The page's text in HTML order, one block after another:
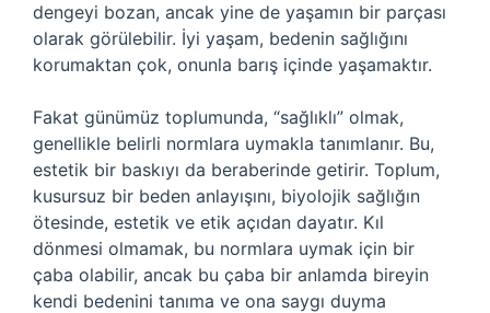
dengeyi bozan, ancak yine de yaşamın bir parçası
olarak görülebilir. İyi yaşam, bedenin sağlığını
korumaktan çok, onunla barış içinde yaşamaktır.
Fakat günümüz toplumunda, “sağlıklı” olmak,
genellikle belirli normlara uymakla tanımlanır. Bu,
estetik bir baskıyı da beraberinde getirir. Toplum,
kusursuz bir beden anlayışını, biyolojik sağlığın
ötesinde, estetik ve etik açıdan dayatır. Kıl
dönmesi olmamak, bu normlara uymak için bir
çaba olabilir, ancak bu çaba bir anlamda bireyin
kendi bedenini tanıma ve ona saygı duyma